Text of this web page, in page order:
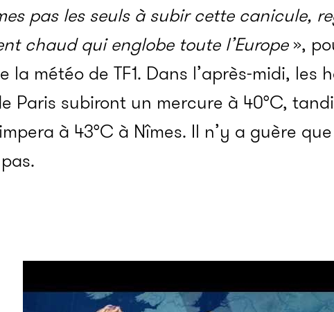
pas les seuls à subir cette canicule,
chaud qui englobe toute l’Europe»,
la météo de TF1. Dans l’après-midi, les
Paris subiront un mercure à 40°C,
à 43°C à Nîmes. Il n’y a guère